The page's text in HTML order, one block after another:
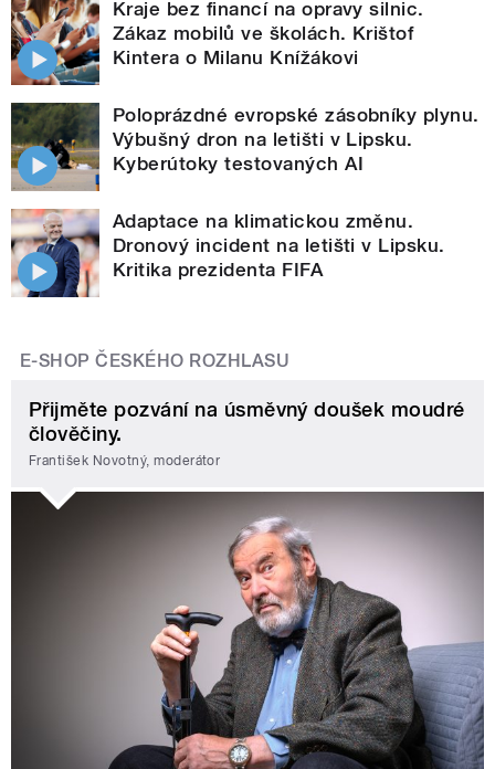
Kraje bez financí na opravy silnic.
Zákaz mobilů ve školách. Krištof
Kintera o Milanu Knížákovi
Poloprázdné evropské zásobníky plynu.
Výbušný dron na letišti v Lipsku.
Kyberútoky testovaných AI
Adaptace na klimatickou změnu.
Dronový incident na letišti v Lipsku.
Kritika prezidenta FIFA
E-SHOP ČESKÉHO ROZHLASU
Přijměte pozvání na úsměvný doušek moudré
člověčiny.
František Novotný, moderátor